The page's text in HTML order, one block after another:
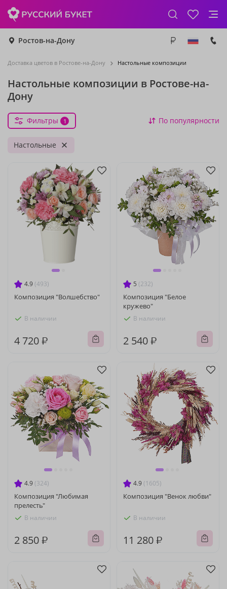
Ростов-на-Дону
Доставка цветов в Ростове-на-Дону Настольные композиции
Настольные композиции в Ростове-на-
Дону
Фильтры 1 По популярности
Настольные
4.9 (493)
Композиция "Волшебство"
В наличии
4 720 ₽
5 (232)
Композиция "Белое
кружево"
В наличии
2 540 ₽
4.9 (324)
Композиция "Любимая
прелесть"
В наличии
2 850 ₽
4.9 (1605)
Композиция "Венок любви"
В наличии
11 280 ₽